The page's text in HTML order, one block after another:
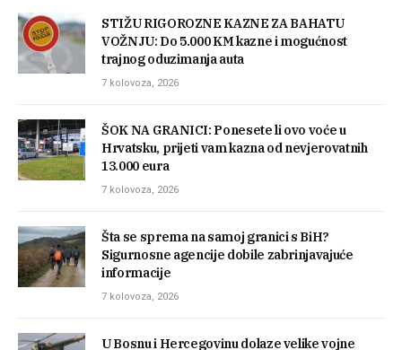
STIŽU RIGOROZNE KAZNE ZA BAHATU
VOŽNJU: Do 5.000 KM kazne i mogućnost
trajnog oduzimanja auta
7 kolovoza, 2026
ŠOK NA GRANICI: Ponesete li ovo voće u
Hrvatsku, prijeti vam kazna od nevjerovatnih
13.000 eura
7 kolovoza, 2026
Šta se sprema na samoj granici s BiH?
Sigurnosne agencije dobile zabrinjavajuće
informacije
7 kolovoza, 2026
U Bosnu i Hercegovinu dolaze velike vojne